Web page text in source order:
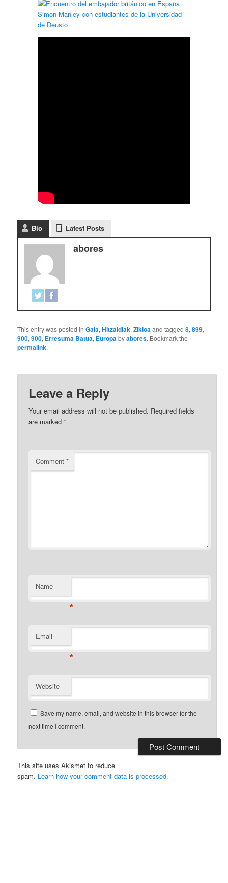
Bio Latest Posts
abores
This entry was posted inGaia,Hitzaldiak,Zikloaand tagged8,899,
900,900, Erresuma Batua, Europabyabores. Bookmark the
permalink.
Leave a Reply
Your email address will not be published. Required fields
are marked*
Comment*
Name
*
Email
*
Website
Save my name, email, and website in this browser for the
next time I comment.
This site uses Akismet to reduce
spam. Learn how your comment data is processed.